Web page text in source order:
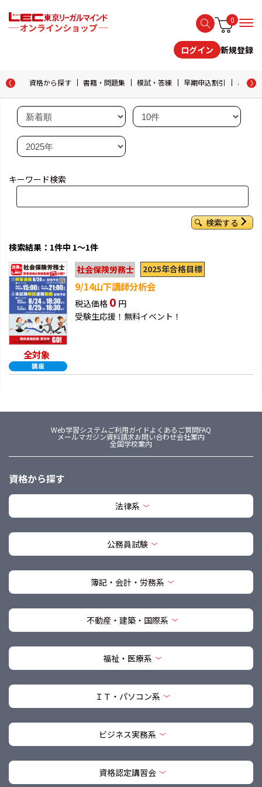
0
ログイン 新規登録
資格から探す 書籍・問題集 模試・答練 早期申込割引 おため
キーワード検索
検索する
検索結果：1件中 1～1件
全対象
社会保険労務士 2025年合格目標
9/14山下講師分析会
税込価格 0 円
受験生応援！無料イベント！
Web学習システムご利用ガイドよくあるご質問FAQ
メールマガジン資料請求お問い合わせ会社案内
全国学校案内
資格から探す
法律系
公務員試験
簿記・会計・労務系
不動産・建築・国際系
福祉・医療系
ＩＴ・パソコン系
ビジネス実務系
資格認定講習会